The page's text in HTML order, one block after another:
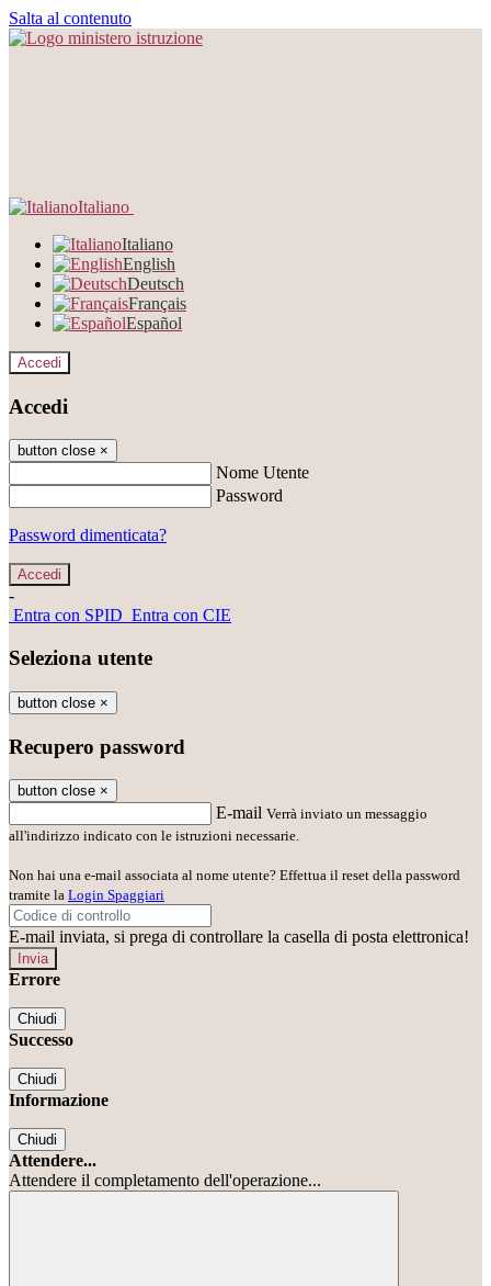
Salta al contenuto
Italiano
Italiano
English
Deutsch
Français
Español
Accedi
Accedi
button close ×
Nome Utente
Password
Password dimenticata?
-
Entra con SPID Entra con CIE
Seleziona utente
button close ×
Recupero password
button close ×
E-mail Verrà inviato un messaggio
all'indirizzo indicato con le istruzioni necessarie.
Non hai una e-mail associata al nome utente? Effettua il reset della password
tramite la Login Spaggiari
E-mail inviata, si prega di controllare la casella di posta elettronica!
Errore
Chiudi
Successo
Chiudi
Informazione
Chiudi
Attendere...
Attendere il completamento dell'operazione...